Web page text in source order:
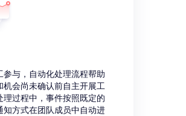
参与，自动化处理流程帮助
机会尚未确认前自主开展工
理过程中，事件按照既定的
知方式在团队成员中自动进